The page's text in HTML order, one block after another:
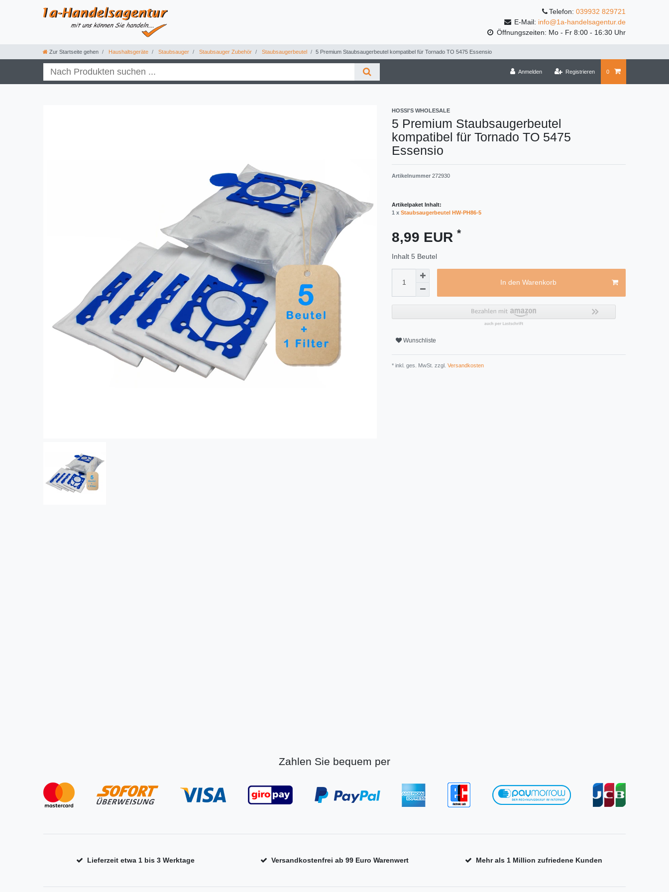
Telefon: 039932 829721
E-Mail: info@1a-handelsagentur.de
Öffnungszeiten: Mo - Fr 8:00 - 16:30 Uhr
Zur Startseite gehen Haushaltsgeräte Staubsauger Staubsauger Zubehör Staubsaugerbeutel 5 Premium Staubsaugerbeutel kompatibel für Tornado TO 5475 Essensio
Anmelden Registrieren 0
HOSSI'S WHOLESALE
5 Premium Staubsaugerbeutel
kompatibel für Tornado TO 5475
Essensio
Artikelnummer 272930
Artikelpaket Inhalt:
1 x Staubsaugerbeutel HW-PH86-5
8,99 EUR *
Inhalt 5 Beutel
In den Warenkorb
Wunschliste
* inkl. ges. MwSt. zzgl. Versandkosten
Zahlen Sie bequem per
Lieferzeit etwa 1 bis 3 Werktage Versandkostenfrei ab 99 Euro Warenwert Mehr als 1 Million zufriedene Kunden